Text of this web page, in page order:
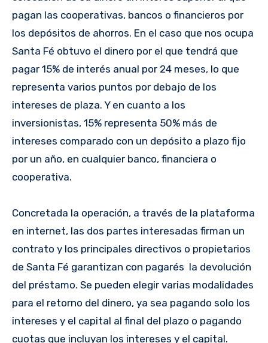
pagan las cooperativas, bancos o financieros por
los depósitos de ahorros. En el caso que nos ocupa
Santa Fé obtuvo el dinero por el que tendrá que
pagar 15% de interés anual por 24 meses, lo que
representa varios puntos por debajo de los
intereses de plaza. Y en cuanto a los
inversionistas, 15% representa 50% más de
intereses comparado con un depósito a plazo fijo
por un año, en cualquier banco, financiera o
cooperativa.
Concretada la operación, a través de la plataforma
en internet, las dos partes interesadas firman un
contrato y los principales directivos o propietarios
de Santa Fé garantizan con pagarés la devolución
del préstamo. Se pueden elegir varias modalidades
para el retorno del dinero, ya sea pagando solo los
intereses y el capital al final del plazo o pagando
cuotas que incluyan los intereses y el capital.